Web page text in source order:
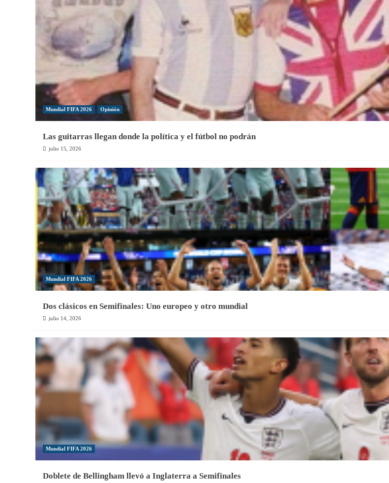
Mundial FIFA 2026 Opinión
Las guitarras llegan donde la política y el fútbol no podrán
julio 15, 2026
Mundial FIFA 2026
Dos clásicos en Semifinales: Uno europeo y otro mundial
julio 14, 2026
Mundial FIFA 2026
Doblete de Bellingham llevó a Inglaterra a Semifinales